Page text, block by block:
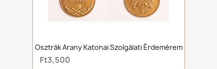
Osztrák Arany Katonai Szolgálati Érdemérem
Ft3,500